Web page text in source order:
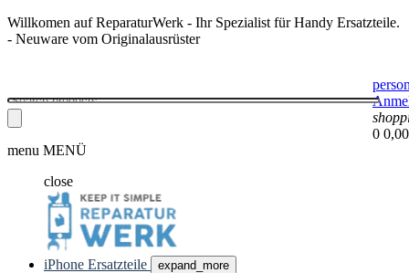
Willkomen auf ReparaturWerk - Ihr Spezialist für Handy Ersatzteile.
- Neuware vom Originalausrüster
0
menu MENÜ
close
iPhone Ersatzteile expand_more